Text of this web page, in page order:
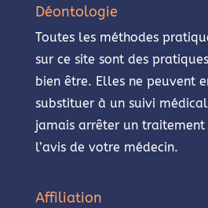
Déontologie
Toutes les méthodes
sur ce site sont des
bien être. Elles ne peuvent
substituer à un suivi
jamais arrêter un traitement
l’avis de votre médecin.
Affiliation